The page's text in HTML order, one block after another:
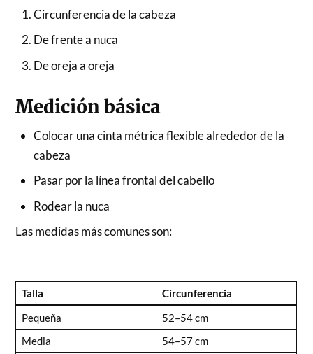
Circunferencia de la cabeza
De frente a nuca
De oreja a oreja
Medición básica
Colocar una cinta métrica flexible alrededor de la
cabeza
Pasar por la línea frontal del cabello
Rodear la nuca
Las medidas más comunes son:
Talla
Circunferencia
Pequeña
52–54 cm
Media
54–57 cm